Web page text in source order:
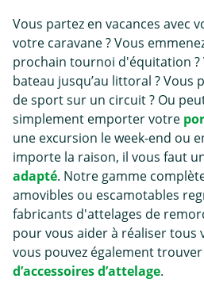
Vous partez en vacances avec
votre caravane ? Vous
prochain tournoi d'équitation
bateau jusqu’au littoral ?
de sport sur un circuit ? Ou
simplement emporter votre
une excursion le week-end ou
importe la raison, il vous faut
adapté. Notre gamme
amovibles ou escamotables
fabricants d'attelages de
pour vous aider à réaliser tous
vous pouvez également
d’accessoires d’attelage.